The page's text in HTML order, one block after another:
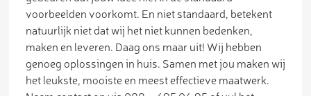
voorbeelden voorkomt. En niet standaard, betekent
natuurlijk niet dat wij het niet kunnen bedenken,
maken en leveren. Daag ons maar uit! Wij hebben
genoeg oplossingen in huis. Samen met jou maken wij
het leukste, mooiste en meest effectieve maatwerk.